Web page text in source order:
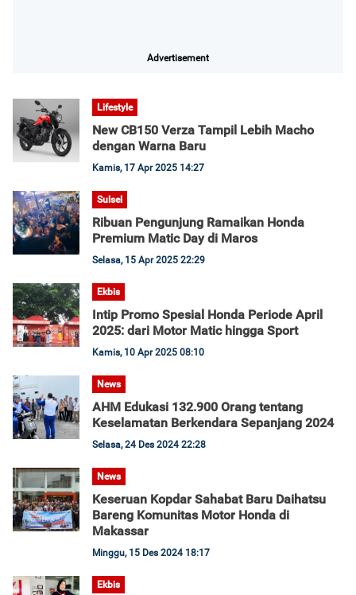
Advertisement
Lifestyle
New CB150 Verza Tampil Lebih Macho
dengan Warna Baru
Kamis, 17 Apr 2025 14:27
Sulsel
Ribuan Pengunjung Ramaikan Honda
Premium Matic Day di Maros
Selasa, 15 Apr 2025 22:29
Ekbis
Intip Promo Spesial Honda Periode April
2025: dari Motor Matic hingga Sport
Kamis, 10 Apr 2025 08:10
News
AHM Edukasi 132.900 Orang tentang
Keselamatan Berkendara Sepanjang 2024
Selasa, 24 Des 2024 22:28
News
Keseruan Kopdar Sahabat Baru Daihatsu
Bareng Komunitas Motor Honda di
Makassar
Minggu, 15 Des 2024 18:17
Ekbis